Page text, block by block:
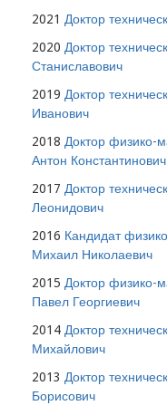
2021 Доктор
2020 Доктор
Станиславович
2019 Доктор
Иванович
2018 Доктор физико-
Антон Константинович
2017 Доктор
Леонидович
2016 Кандидат
Михаил Николаевич
2015 Доктор физико-
Павел Георгиевич
2014 Доктор
Михайлович
2013 Доктор
Борисович